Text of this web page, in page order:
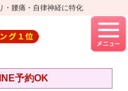
・腰痛・自律神経に特化
予約OK